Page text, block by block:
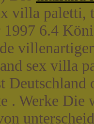
villa paletti,
1997 6.4
sex villa
Deutschland
. Werke